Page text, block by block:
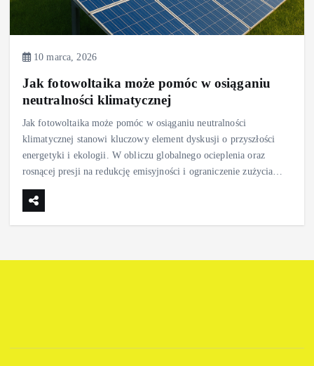
10 marca, 2026
Jak fotowoltaika może pomóc w osiąganiu
neutralności klimatycznej
Jak fotowoltaika może pomóc w osiąganiu neutralności
klimatycznej stanowi kluczowy element dyskusji o przyszłości
energetyki i ekologii. W obliczu globalnego ocieplenia oraz
rosnącej presji na redukcję emisyjności i ograniczenie zużycia…